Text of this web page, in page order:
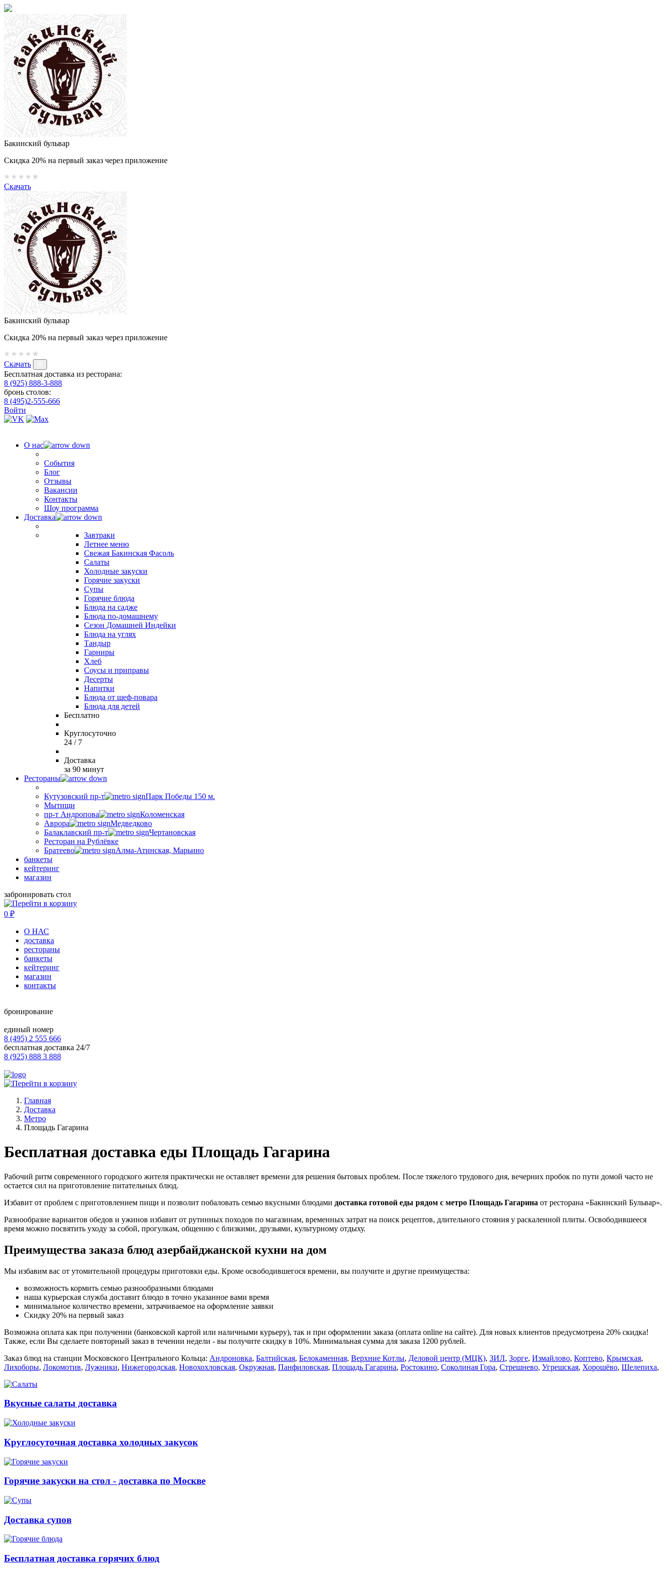
Бакинский бульвар
Скидка 20% на первый заказ через приложение
Скачать
Бакинский бульвар
Скидка 20% на первый заказ через приложение
Скачать
Бесплатная доставка из ресторана:
8 (925) 888-3-888
бронь столов:
8 (495)2-555-666
Войти
О нас
События
Блог
Отзывы
Вакансии
Контакты
Шоу программа
Доставка
Завтраки
Летнее меню
Свежая Бакинская Фасоль
Салаты
Холодные закуски
Горячие закуски
Супы
Горячие блюда
Блюда на садже
Блюда по-домашнему
Сезон Домашней Индейки
Блюда на углях
Тандыр
Гарниры
Хлеб
Соусы и приправы
Десерты
Напитки
Блюда от шеф-повара
Блюда для детей
Бесплатно
Круглосуточно
24 / 7
Доставка
за 90 минут
Рестораны
Кутузовский пр-т
Парк Победы 150 м.
Мытищи
пр-т Андропова
Коломенская
Аврора
Медведково
Балаклавский пр-т
Чертановская
Ресторан на Рублёвке
Братеево
Алма-Атинская, Марьино
банкеты
кейтеринг
магазин
забронировать стол
0 ₽
О НАС
доставка
рестораны
банкеты
кейтеринг
магазин
контакты
бронирование
единый номер
8 (495) 2 555 666
бесплатная доставка 24/7
8 (925) 888 3 888
Главная
Доставка
Метро
Площадь Гагарина
Бесплатная доставка еды Площадь Гагарина
Рабочий ритм современного городского жителя практически не оставляет времени для решения бытовых проблем. После тяжелого трудового дня, вечерних пробок по пути домой часто не
остается сил на приготовление питательных блюд.
Избавит от проблем с приготовлением пищи и позволит побаловать семью вкусными блюдами доставка готовой еды рядом с метро Площадь Гагарина от ресторана «Бакинский Бульвар».
Разнообразие вариантов обедов и ужинов избавит от рутинных походов по магазинам, временных затрат на поиск рецептов, длительного стояния у раскаленной плиты. Освободившееся
время можно посвятить уходу за собой, прогулкам, общению с близкими, друзьями, культурному отдыху.
Преимущества заказа блюд азербайджанской кухни на дом
Мы избавим вас от утомительной процедуры приготовки еды. Кроме освободившегося времени, вы получите и другие преимущества:
возможность кормить семью разнообразными блюдами
наша курьерская служба доставит блюдо в точно указанное вами время
минимальное количество времени, затрачиваемое на оформление заявки
Скидку 20% на первый заказ
Возможна оплата как при получении (банковской картой или наличными курьеру), так и при оформлении заказа (оплата online на сайте). Для новых клиентов предусмотрена 20% скидка!
Также, если Вы сделаете повторный заказ в течении недели - вы получите скидку в 10%. Минимальная сумма для заказа 1200 рублей.
Заказ блюд на станции Московского Центрального Кольца: Андроновка, Балтийская, Белокаменная, Верхние Котлы, Деловой центр (МЦК), ЗИЛ, Зорге, Измайлово, Коптево, Крымская,
Лихоборы, Локомотив, Лужники, Нижегородская, Новохохловская, Окружная, Панфиловская, Площадь Гагарина, Ростокино, Соколиная Гора, Стрешнево, Угрешская, Хорошёво, Шелепиха,
Вкусные салаты доставка
Круглосуточная доставка холодных закусок
Горячие закуски на стол - доставка по Москве
Доставка супов
Бесплатная доставка горячих блюд